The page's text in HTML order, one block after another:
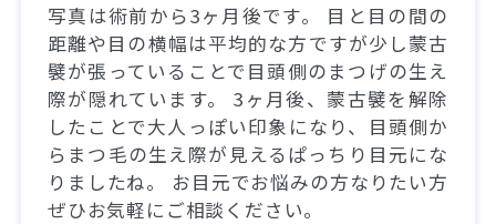
写真は術前から3ヶ月後です。 目と目の間の
距離や目の横幅は平均的な方ですが少し蒙古
襞が張っていることで目頭側のまつげの生え
際が隠れています。 3ヶ月後、蒙古襞を解除
したことで大人っぽい印象になり、目頭側か
らまつ毛の生え際が見えるぱっちり目元にな
りましたね。 お目元でお悩みの方なりたい方
ぜひお気軽にご相談ください。